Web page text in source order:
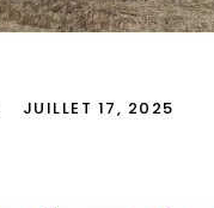
JUILLET 17, 2025